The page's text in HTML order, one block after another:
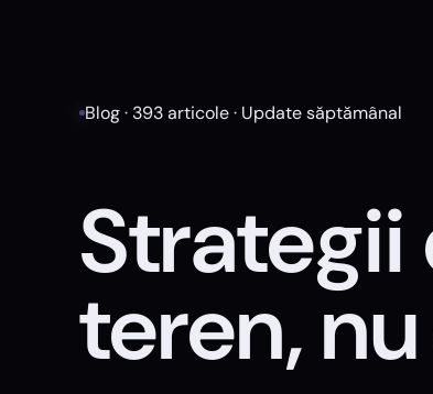
Blog · 393articole · Update săptămânal
Strategii
teren,